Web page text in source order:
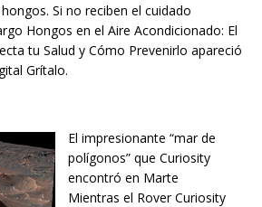
Si no reciben el cuidado
Hongos en el Aire Acondicionado: El
tu Salud y Cómo Prevenirlo apareció
Grítalo.
El impresionante “mar de
polígonos” que Curiosity
encontró en Marte
Mientras el Rover Curiosity